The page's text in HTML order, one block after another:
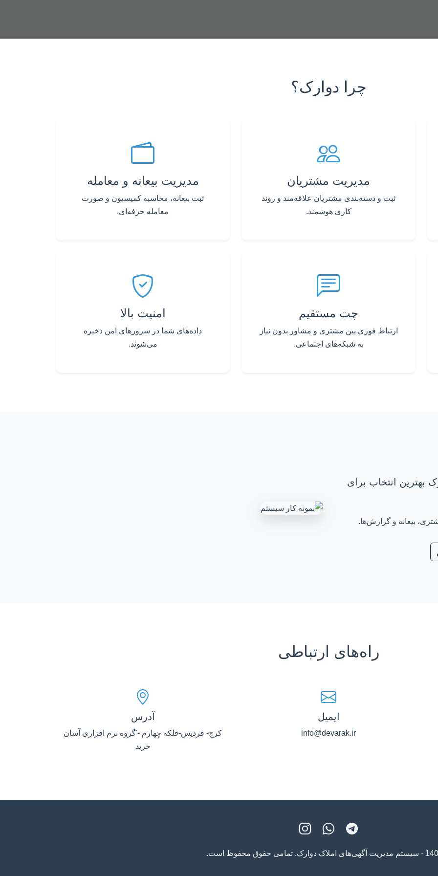
چرا دوارک؟
مدیریت مشتریان
ثبت و دسته‌بندی مشتریان علاقه‌مند و روند
کاری هوشمند.
مدیریت بیعانه و معامله
ثبت بیعانه، محاسبه کمیسیون و صورت
معامله حرفه‌ای.
چت مستقیم
ارتباط فوری بین مشتری و مشاور بدون نیاز
به شبکه‌های اجتماعی.
امنیت بالا
داده‌های شما در سرورهای امن ذخیره
می‌شوند.
بهترین انتخاب برای
بیعانه و گزارش‌ها.
راه‌های ارتباطی
ایمیل
info@devarak.ir
آدرس
کرج- فردیس-فلکه چهارم -'گروه نرم افزاری آسان
خرید